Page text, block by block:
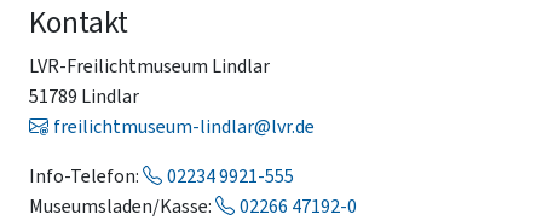
Kontakt
LVR-Freilichtmuseum Lindlar
51789 Lindlar
freilichtmuseum-lindlar@lvr.de
Info-Telefon:
02234 9921-555
Museumsladen/Kasse:
02266 47192-0